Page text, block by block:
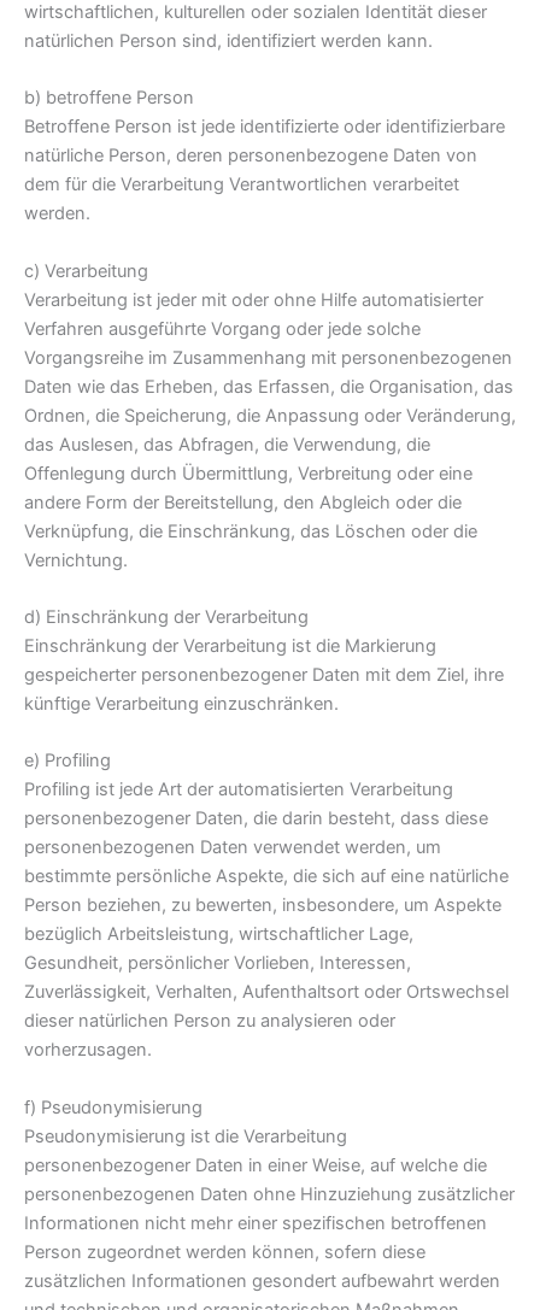
wirtschaftlichen, kulturellen oder sozialen Identität dieser
natürlichen Person sind, identifiziert werden kann.
b) betroffene Person
Betroffene Person ist jede identifizierte oder identifizierbare
natürliche Person, deren personenbezogene Daten von
dem für die Verarbeitung Verantwortlichen verarbeitet
werden.
c) Verarbeitung
Verarbeitung ist jeder mit oder ohne Hilfe automatisierter
Verfahren ausgeführte Vorgang oder jede solche
Vorgangsreihe im Zusammenhang mit personenbezogenen
Daten wie das Erheben, das Erfassen, die Organisation, das
Ordnen, die Speicherung, die Anpassung oder Veränderung,
das Auslesen, das Abfragen, die Verwendung, die
Offenlegung durch Übermittlung, Verbreitung oder eine
andere Form der Bereitstellung, den Abgleich oder die
Verknüpfung, die Einschränkung, das Löschen oder die
Vernichtung.
d) Einschränkung der Verarbeitung
Einschränkung der Verarbeitung ist die Markierung
gespeicherter personenbezogener Daten mit dem Ziel, ihre
künftige Verarbeitung einzuschränken.
e) Profiling
Profiling ist jede Art der automatisierten Verarbeitung
personenbezogener Daten, die darin besteht, dass diese
personenbezogenen Daten verwendet werden, um
bestimmte persönliche Aspekte, die sich auf eine natürliche
Person beziehen, zu bewerten, insbesondere, um Aspekte
bezüglich Arbeitsleistung, wirtschaftlicher Lage,
Gesundheit, persönlicher Vorlieben, Interessen,
Zuverlässigkeit, Verhalten, Aufenthaltsort oder Ortswechsel
dieser natürlichen Person zu analysieren oder
vorherzusagen.
f) Pseudonymisierung
Pseudonymisierung ist die Verarbeitung
personenbezogener Daten in einer Weise, auf welche die
personenbezogenen Daten ohne Hinzuziehung zusätzlicher
Informationen nicht mehr einer spezifischen betroffenen
Person zugeordnet werden können, sofern diese
zusätzlichen Informationen gesondert aufbewahrt werden